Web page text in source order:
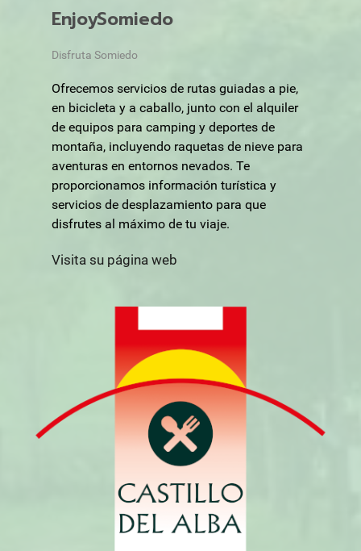
EnjoySomiedo
Disfruta Somiedo
Ofrecemos servicios de rutas guiadas a pie,
en bicicleta y a caballo, junto con el alquiler
de equipos para camping y deportes de
montaña, incluyendo raquetas de nieve para
aventuras en entornos nevados. Te
proporcionamos información turística y
servicios de desplazamiento para que
disfrutes al máximo de tu viaje.
Visita su página web